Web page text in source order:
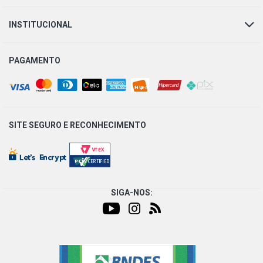
206 SW-PRESENCE SW 1.6 16V GASOLINA (2005 - 2007)
307 SOLEIL HATCH 1.6 16V FLEX (2005 - 2012)
307 PASSION HATCH 1.6 16V GASOLINA (2001 - 2004)
307 SOLEIL HATCH 1.6 16V GASOLINA (2001 - 2007)
307 PRESENCE SEDAN 1.6 16V FLEX (2007 - 2012)
HOGGAR ESCAPADE PICKUP 1.6 16V FLEX (2010 - 2016)
AIRCROSS EXCLUSIVE ATACAMA SUV 1.6 16V TU5JP4
INSTITUCIONAL
PAGAMENTO
SITE SEGURO E RECONHECIMENTO
SIGA-NOS: